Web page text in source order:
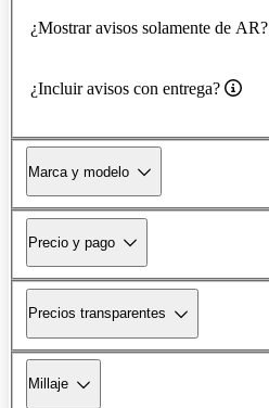
¿Mostrar avisos solamente de AR?
¿Incluir avisos con entrega?
Marca y modelo
Precio y pago
Precios transparentes
Millaje